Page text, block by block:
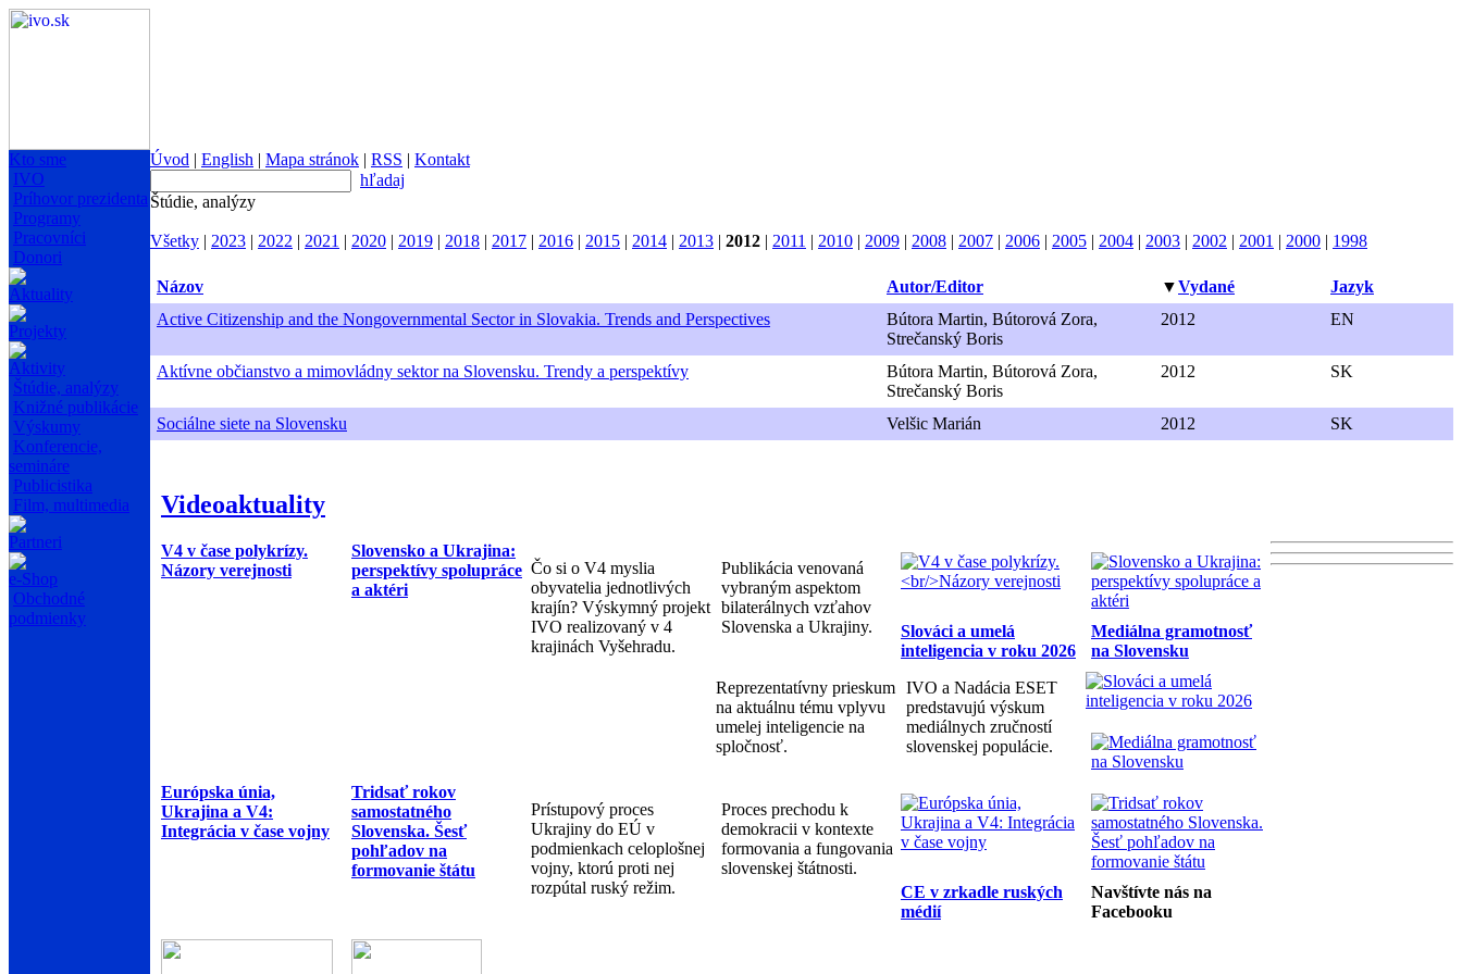
Kto sme
IVO
Príhovor prezidenta
Programy
Pracovníci
Donori
Aktuality
Projekty
Aktivity
Štúdie, analýzy
Knižné publikácie
Výskumy
Konferencie,
semináre
Publicistika
Film, multimedia
Partneri
e-Shop
Obchodné
podmienky
Úvod | English | Mapa stránok | RSS | Kontakt
hľadaj
Štúdie, analýzy
Všetky | 2023 | 2022 | 2021 | 2020 | 2019 | 2018 | 2017 | 2016 | 2015 | 2014 | 2013 | 2012 | 2011 | 2010 | 2009 | 2008 | 2007 | 2006 | 2005 | 2004 | 2003 | 2002 | 2001 | 2000 | 1998
Názov Autor/Editor ▼Vydané
Jazyk
Active Citizenship and the Nongovernmental Sector in Slovakia. Trends and Perspectives
Bútora Martin, Bútorová Zora,
Strečanský Boris
2012 EN
Aktívne občianstvo a mimovládny sektor na Slovensku. Trendy a perspektívy
Bútora Martin, Bútorová Zora,
Strečanský Boris
2012 SK
Sociálne siete na Slovensku Velšic Marián 2012 SK
Videoaktuality
V4 v čase polykrízy.
Názory verejnosti
Slovensko a Ukrajina:
perspektívy spolupráce
a aktéri
Čo si o V4 myslia
obyvatelia jednotlivých
krajín? Výskymný projekt
IVO realizovaný v 4
krajinách Vyšehradu.
Publikácia venovaná
vybraným aspektom
bilaterálnych vzťahov
Slovenska a Ukrajiny.
Slováci a umelá
inteligencia v roku 2026
Mediálna gramotnosť
na Slovensku
Reprezentatívny prieskum
na aktuálnu tému vplyvu
umelej inteligencie na
spločnosť.
IVO a Nadácia ESET
predstavujú výskum
mediálnych zručností
slovenskej populácie.
Európska únia,
Ukrajina a V4:
Integrácia v čase vojny
Tridsať rokov
samostatného
Slovenska. Šesť
pohľadov na
formovanie štátu
Prístupový proces
Ukrajiny do EÚ v
podmienkach celoplošnej
vojny, ktorú proti nej
rozpútal ruský režim.
Proces prechodu k
demokracii v kontexte
formovania a fungovania
slovenskej štátnosti.
CE v zrkadle ruských
médií
Navštívte nás na
Facebooku